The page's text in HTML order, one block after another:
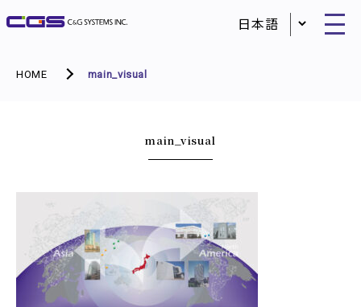
HOME main_visual
main_visual